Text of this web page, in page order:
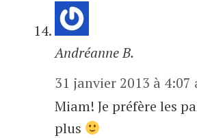
Andréanne B.
31 janvier 2013 à 4:07
Miam! Je préfère les
plus